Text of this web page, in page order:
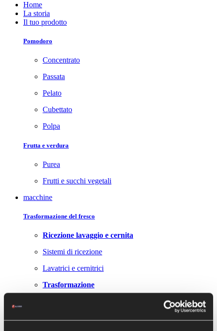
Home
La storia
Il tuo prodotto
Pomodoro
Concentrato
Passata
Pelato
Cubettato
Polpa
Frutta e verdura
Purea
Frutti e succhi vegetali
macchine
Trasformazione del fresco
Ricezione lavaggio e cernita
Sistemi di ricezione
Lavatrici e cernitrici
Trasformazione